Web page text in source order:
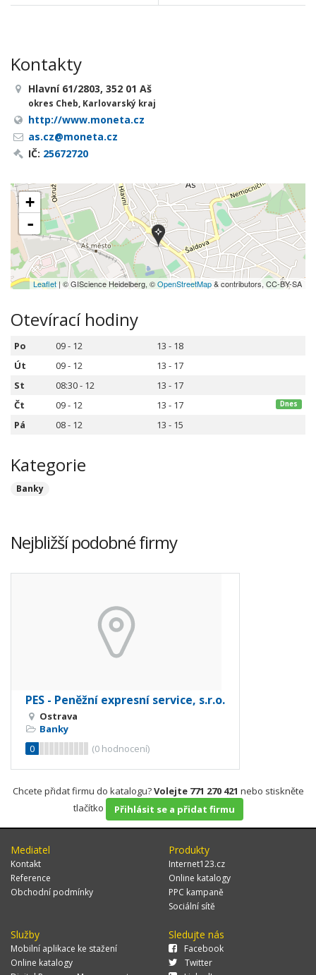
Kontakty
Hlavní 61/2803, 352 01 Aš
okres Cheb, Karlovarský kraj
http://www.moneta.cz
as.cz@moneta.cz
IČ: 25672720
+
-
Leaflet | © GIScience Heidelberg, ©OpenStreetMap& contributors, CC-BY-SA
Otevírací hodiny
Po 09 - 12
13 - 18
Út
09 - 12
13 - 17
St
08:30 - 12
13 - 17
Čt
09 - 12 13 - 17 Dnes
Pá 08 - 12 13 - 15
Kategorie
Banky
Nejbližší podobné firmy
PES - Peněžní expresní service, s.r.o.
Ostrava
Banky
0
(0 hodnocení)
Chcete přidat firmu do katalogu?Volejte 771 270 421 nebo stiskněte
tlačítko
Přihlásit se a přidat firmu
Mediatel
Kontakt
Reference
Obchodní podmínky
Produkty
Internet123.cz
Online katalogy
PPC kampaně
Sociální sítě
Služby
Mobilní aplikace ke stažení
Online katalogy
Sledujte nás
Facebook
Twitter